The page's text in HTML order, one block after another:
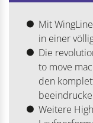
Mit
in einer
Die
to move
den
Weitere